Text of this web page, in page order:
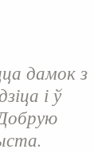
дамок з
і ў